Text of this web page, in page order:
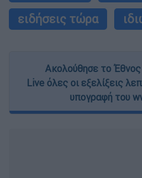
ειδήσεις τώρα
Ακολούθησε το
Live όλες οι εξελίξεις
υπογραφή του